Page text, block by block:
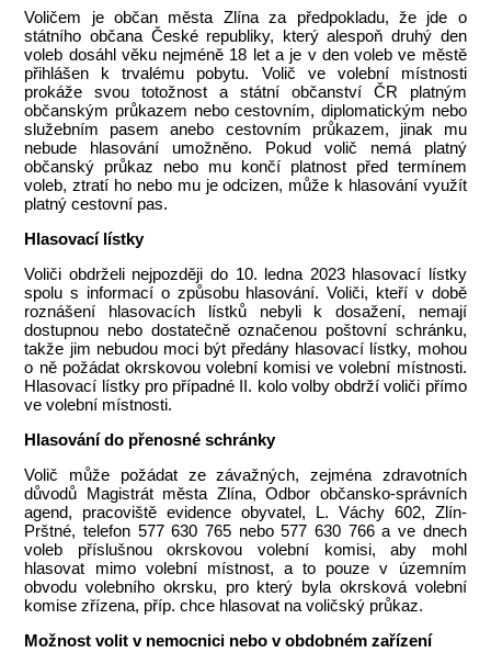
Voličem je občan města Zlína za předpokladu, že jde o
státního občana České republiky, který alespoň druhý den
voleb dosáhl věku nejméně 18 let a je v den voleb ve městě
přihlášen k trvalému pobytu. Volič ve volební místnosti
prokáže svou totožnost a státní občanství ČR platným
občanským průkazem nebo cestovním, diplomatickým nebo
služebním pasem anebo cestovním průkazem, jinak mu
nebude hlasování umožněno. Pokud volič nemá platný
občanský průkaz nebo mu končí platnost před termínem
voleb, ztratí ho nebo mu je odcizen, může k hlasování využít
platný cestovní pas.
Hlasovací lístky
Voliči obdrželi nejpozději do 10. ledna 2023 hlasovací lístky
spolu s informací o způsobu hlasování. Voliči, kteří v době
roznášení hlasovacích lístků nebyli k dosažení, nemají
dostupnou nebo dostatečně označenou poštovní schránku,
takže jim nebudou moci být předány hlasovací lístky, mohou
o ně požádat okrskovou volební komisi ve volební místnosti.
Hlasovací lístky pro případné II. kolo volby obdrží voliči přímo
ve volební místnosti.
Hlasování do přenosné schránky
Volič může požádat ze závažných, zejména zdravotních
důvodů Magistrát města Zlína, Odbor občansko-správních
agend, pracoviště evidence obyvatel, L. Váchy 602, Zlín-
Prštné, telefon 577 630 765 nebo 577 630 766 a ve dnech
voleb příslušnou okrskovou volební komisi, aby mohl
hlasovat mimo volební místnost, a to pouze v územním
obvodu volebního okrsku, pro který byla okrsková volební
komise zřízena, příp. chce hlasovat na voličský průkaz.
Možnost volit v nemocnici nebo v obdobném zařízení